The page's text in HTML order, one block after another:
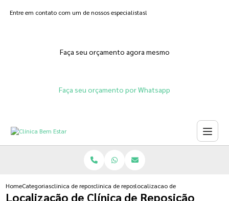
Entre em contato com um de nossos especialistas!
Faça seu orçamento agora mesmo
Faça seu orçamento por Whatsapp
HomeCategoriasclinica de reposicao hormonalclinica de reposicao hormonal de estrogenio
localizacao de clinica de
Localização de Clínica de Reposição